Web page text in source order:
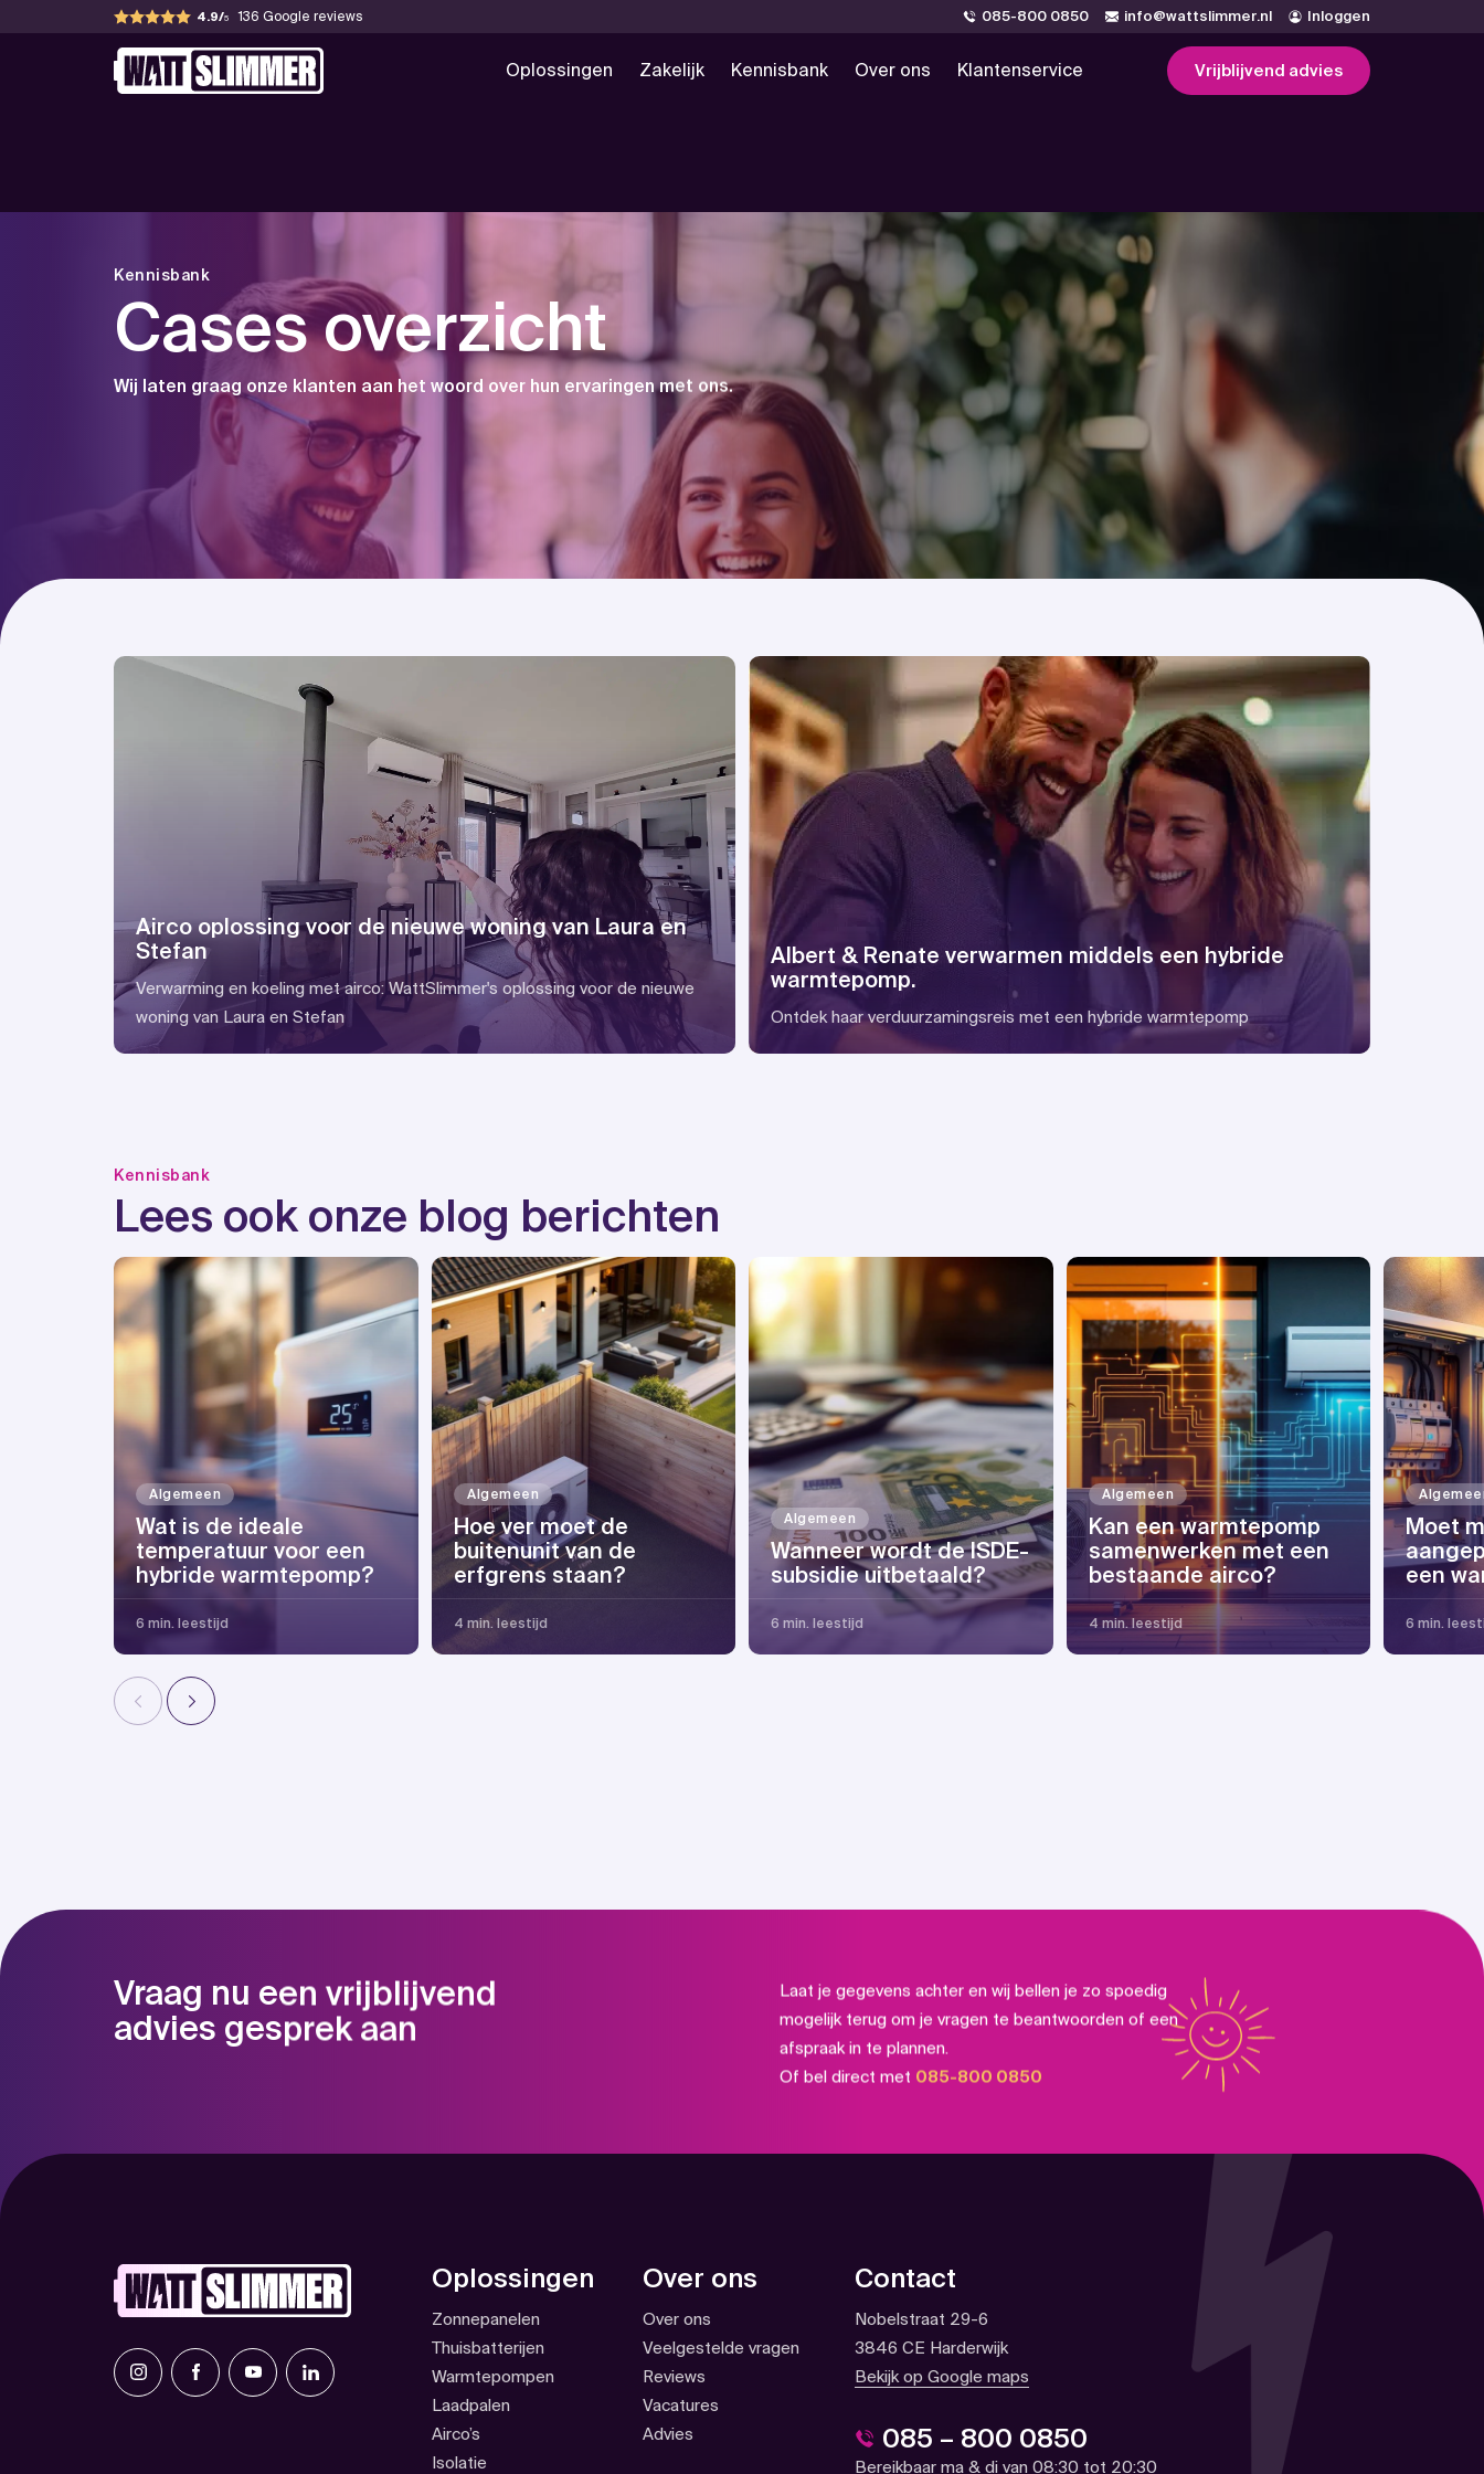
4.9 136 Google reviews 085-800 0850 info@wattslimmer.nl Inloggen
WattSlimmer
Jouw partner in verduurzamen Oplossingen Zakelijk Kennisbank Over ons Klantenservice Vrijblijvend advies
Kennisbank
Cases overzicht
Wij laten graag onze klanten aan het woord over hun ervaringen met ons.
Airco oplossing voor de nieuwe woning van Laura en
Stefan
Verwarming en koeling met airco: WattSlimmer's oplossing voor de nieuwe
woning van Laura en Stefan
Albert & Renate verwarmen middels een hybride
warmtepomp.
Ontdek haar verduurzamingsreis met een hybride warmtepomp
Kennisbank
Lees ook onze blog berichten
Algemeen
Wat is de ideale
temperatuur voor een
hybride warmtepomp?
6 min. leestijd
Algemeen
Hoe ver moet de
buitenunit van de
erfgrens staan?
4 min. leestijd
Algemeen
Wanneer wordt de ISDE-
subsidie uitbetaald?
6 min. leestijd
Algemeen
Kan een warmtepomp
samenwerken met een
bestaande airco?
4 min. leestijd
Moet
een
6 min.
Vraag nu een vrijblijvend
advies gesprek aan
Laat je gegevens achter en wij bellen je zo spoedig
mogelijk terug om je vragen te beantwoorden of een
afspraak in te plannen.
Of bel direct met 085-800 0850
Verzenden
Oplossingen
Zonnepanelen
Thuisbatterijen
Warmtepompen
Laadpalen
Airco’s
Isolatie
Over ons
Over ons
Veelgestelde vragen
Reviews
Vacatures
Advies
Contact
Nobelstraat 29-6
3846 CE Harderwijk
Bekijk op Google maps
085 – 800 0850
Bereikbaar ma & di van 08:30 tot 20:30